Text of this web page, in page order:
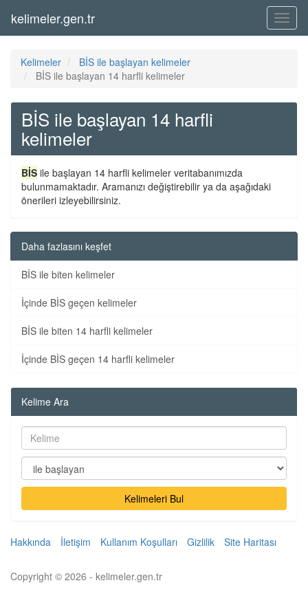
Menü
kelimeler.gen.tr
Kelimeler
BİS ile başlayan kelimeler
BİS ile başlayan 14 harfli kelimeler
BİS ile başlayan 14 harfli
kelimeler
BİS ile başlayan 14 harfli kelimeler veritabanımızda
bulunmamaktadır. Aramanızı değiştirebilir ya da aşağıdaki
önerileri izleyebilirsiniz.
Daha fazlasını keşfet
BİS ile biten kelimeler
İçinde BİS geçen kelimeler
BİS ile biten 14 harfli kelimeler
İçinde BİS geçen 14 harfli kelimeler
Kelime Ara
Kelimeleri Bul
Hakkında İletişim Kullanım Koşulları Gizlilik Site Haritası
Copyright © 2026 - kelimeler.gen.tr